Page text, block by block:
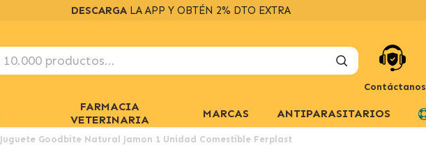
DESCARGALA APP Y OBTÉN 2% DTO EXTRA
Contáctanos
FARMACIA
VETERINARIA
MARCAS ANTIPARASITARIOS
Juguete Goodbite Natural Jamon 1 Unidad Comestible Ferplast